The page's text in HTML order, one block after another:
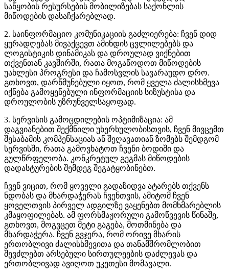
საწყობის რესურსების მობილიზებას საქონლის
მიწოდების დასაჩქარებლად.
2. საინფორმაციო კომუნიკაციის გაძლიერება: ჩვენ დიდ
ყურადღებას მივაქცევთ ამინდის ცვლილებებს და
ლოგისტიკის დინამიკას და დროულად ვიქნებით
თქვენთან კავშირში, რათა მოგაწოდოთ მიწოდების
უახლესი პროგრესი და ჩამოსვლის სავარაუდო დრო.
გთხოვთ, დარწმუნებული იყოთ, რომ ყველა ძალისხმევა
იქნება გამოყენებული ინფორმაციის სიზუსტისა და
დროულობის უზრუნველსაყოფად.
3. სერვისის გამოცდილების ოპტიმიზაცია: ამ
დაგვიანებით შექმნილი უხერხულობისთვის, ჩვენ მივცემთ
შესაბამის კომპენსაციას ან შეღავათიან ზომებს შემდგომ
სერვისში, რათა გამოვხატოთ ჩვენი ბოდიში და
გულწრფელობა. კონკრეტულ გეგმას მიწოდების
დადასტურების შემდეგ შეგატყობინებთ.
ჩვენ ვიცით, რომ ყოველი გადაზიდვა ატარებს თქვენს
ნდობას და მხარდაჭერას ჩვენთვის, ამიტომ ჩვენ
ყოველთვის პირველ ადგილზე ვაყენებთ მომხმარებლის
კმაყოფილებას. ამ ფორსმაჟორული გამოწვევის წინაშე,
გთხოვთ, მოგვცეთ მეტი გაგება, მოთმინება და
მხარდაჭერა. ჩვენ გვჯერა, რომ ორივე მხარის
ერთობლივი ძალისხმევითა და თანამშრომლობით
შევძლებთ არსებული სირთულეების დაძლევას და
ერთობლივად ავიღოთ უკეთესი მომავალი.